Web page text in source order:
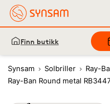
Finn butikk
Synsam Solbriller
Ray-
Ray-Ban Round metal